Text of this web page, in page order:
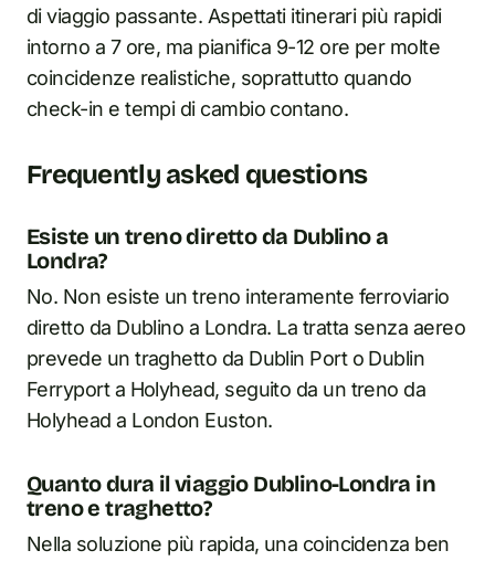
di viaggio passante. Aspettati itinerari più rapidi
intorno a 7 ore, ma pianifica 9-12 ore per molte
coincidenze realistiche, soprattutto quando
check-in e tempi di cambio contano.
Frequently asked questions
Esiste un treno diretto da Dublino a
Londra?
No. Non esiste un treno interamente ferroviario
diretto da Dublino a Londra. La tratta senza aereo
prevede un traghetto da Dublin Port o Dublin
Ferryport a Holyhead, seguito da un treno da
Holyhead a London Euston.
Quanto dura il viaggio Dublino-Londra in
treno e traghetto?
Nella soluzione più rapida, una coincidenza ben